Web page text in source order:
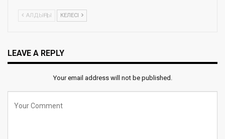
АЛДЫҢҒЫ КЕЛЕСІ
LEAVE A REPLY
Your email address will not be published.